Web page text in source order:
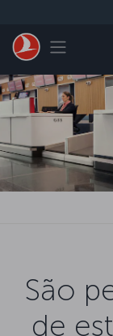
Toggle
São
de